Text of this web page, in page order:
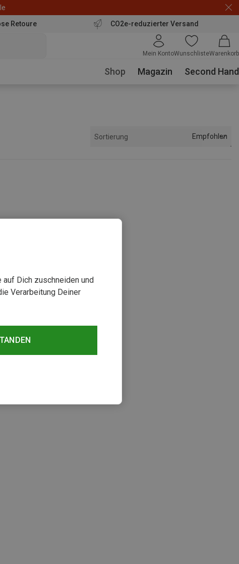
Retoure CO2e-reduzierter Versand
Mein KontoWunschlisteWarenkorb
Shop Magazin Second Hand
Sortierung Empfohlen
Dich zuschneiden und
Verarbeitung Deiner